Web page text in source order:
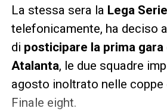
La stessa sera la Lega
telefonicamente, ha deciso
di posticipare la prima
Atalanta, le due squadre
agosto inoltrato nelle coppe
Finale eight.